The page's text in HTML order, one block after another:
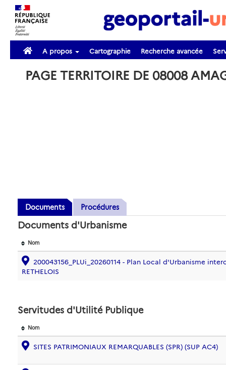
A propos Cartographie Recherche avancée
PAGE TERRITOIRE DE 08008
Documents Procédures
Documents d'Urbanisme
Nom
200043156_PLUi_20260114 - Plan Local d'Urbanisme
RETHELOIS
Servitudes d'Utilité Publique
Nom
SITES PATRIMONIAUX REMARQUABLES (SPR) (SUP AC4)